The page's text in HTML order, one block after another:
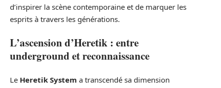
d’inspirer la scène contemporaine et de marquer les
esprits à travers les générations.
L’ascension d’Heretik : entre
underground et reconnaissance
Le Heretik System a transcendé sa dimension